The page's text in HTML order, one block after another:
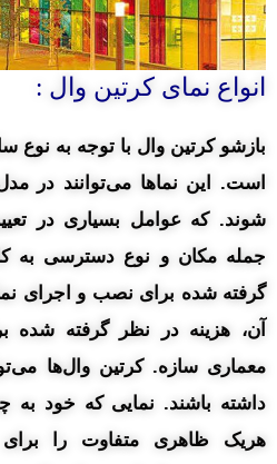
انواع نمای کرتین وال :
بازشو کرتین وال با توجه به نوع
است. این نماها می‌توانند در
شوند. که عوامل بسیاری در
جمله مکان و نوع دسترسی به
گرفته شده برای نصب و اجرای
آن، هزینه در نظر گرفته
معماری سازه. کرتین وال‌ها
داشته باشند. نمایی که خود
هریک ظاهری متفاوت را برای